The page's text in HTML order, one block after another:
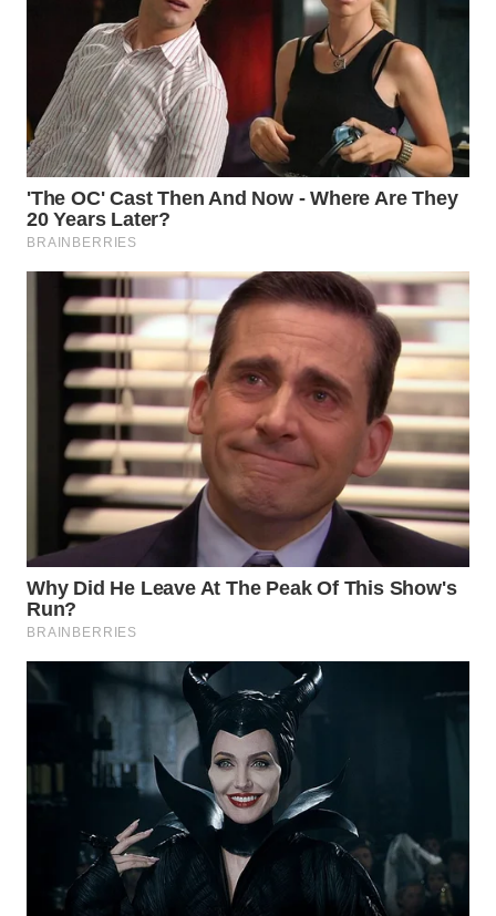
SUMEDANG
WN
CIANJUR
WN
KEPULAUAN
SERIBU
WN
TANGERANG
BINJAI
WN
CIREBON
WN
INDRAMAYU
WN
KUNINGAN
WN
MAJALENGKA
SUBANG
WN
SUKABUMI